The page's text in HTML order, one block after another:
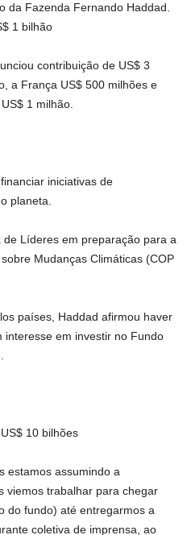
da Fazenda Fernando Haddad.
1 bilhão
contribuição de US$ 3
a França US$ 500 milhões e
1 milhão.
iniciativas de
planeta.
Líderes em preparação para a
Mudanças Climáticas (COP
países, Haddad afirmou haver
em investir no Fundo
10 bilhões
estamos assumindo a
viemos trabalhar para chegar
do fundo) até entregarmos a
coletiva de imprensa, ao